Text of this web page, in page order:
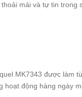
mái và tự tin trong
MK7343 được làm
động hàng ngày